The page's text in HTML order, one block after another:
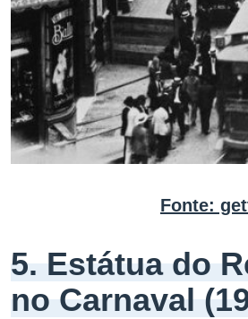
Fonte:
5. Estátua do
no Carnaval